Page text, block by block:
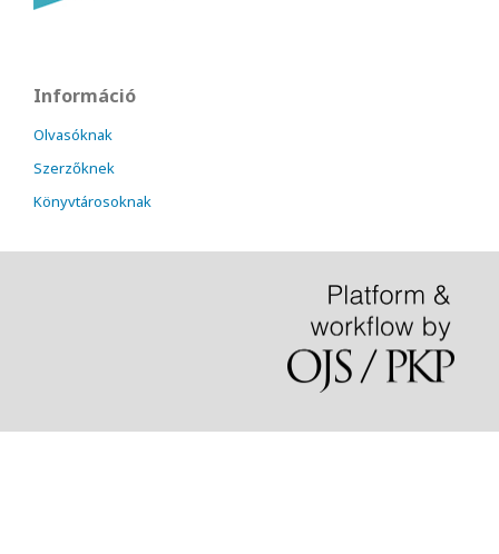
Információ
Olvasóknak
Szerzőknek
Könyvtárosoknak